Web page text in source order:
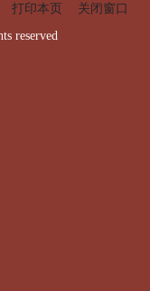
打印本页
关闭窗口
reserved